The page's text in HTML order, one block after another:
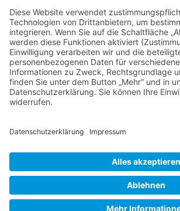
Impressum
Datenschutz
Intern